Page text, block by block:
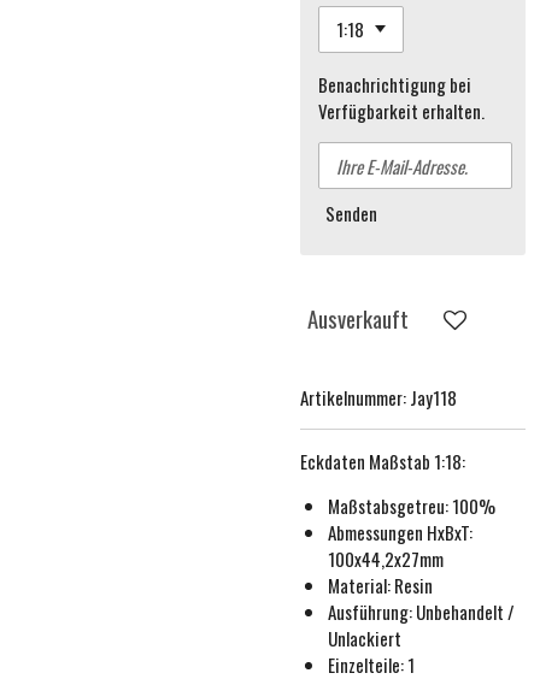
Benachrichtigung bei
Verfügbarkeit erhalten.
Senden
Ausverkauft
Artikelnummer:Jay118
Eckdaten Maßstab 1:18:
Maßstabsgetreu:100%
Abmessungen HxBxT:
100x44,2x27mm
Material: Resin
Ausführung:Unbehandelt /
Unlackiert
Einzelteile: 1